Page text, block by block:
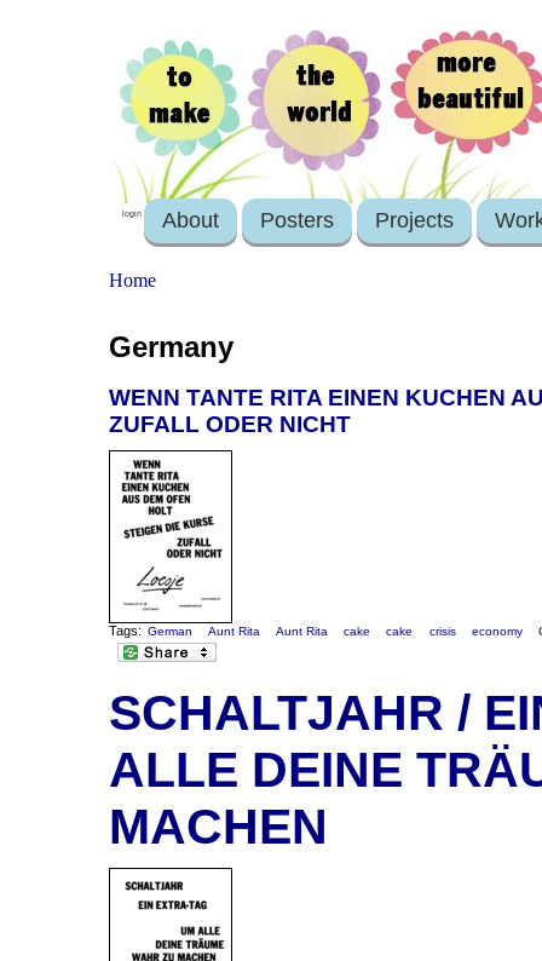
login About Posters Projects
Home
Germany
WENN TANTE RITA EINEN KUCHEN
ZUFALL ODER NICHT
Tags: German Aunt Rita Aunt Rita cake cake crisis economy
SCHALTJAHR /
ALLE DEINE
MACHEN